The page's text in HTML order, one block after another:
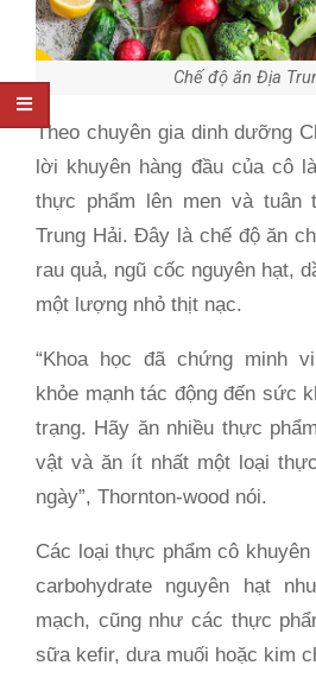
Chế độ ăn Địa
Theo chuyên gia dinh dưỡng
lời khuyên hàng đầu của cô
thực phẩm lên men và tuân
Trung Hải. Đây là chế độ ăn
rau quả, ngũ cốc nguyên hạt,
một lượng nhỏ thịt nạc.
“Khoa học đã chứng minh
khỏe mạnh tác động đến sức
trạng. Hãy ăn nhiều thực
vật và ăn ít nhất một loại
ngày”, Thornton-wood nói.
Các loại thực phẩm cô
carbohydrate nguyên hạt
mạch, cũng như các thực
sữa kefir, dưa muối hoặc kim